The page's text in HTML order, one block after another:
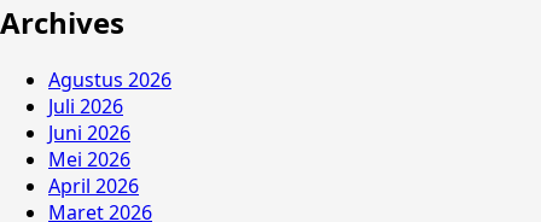
Archives
Agustus 2026
Juli 2026
Juni 2026
Mei 2026
April 2026
Maret 2026